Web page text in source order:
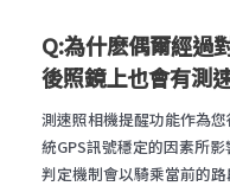
Q:為什麽偶爾經過
後照鏡上也會有測
測速照相機提醒功能作為
統GPS訊號穩定的因素所影
判定機制會以騎乘當前的路